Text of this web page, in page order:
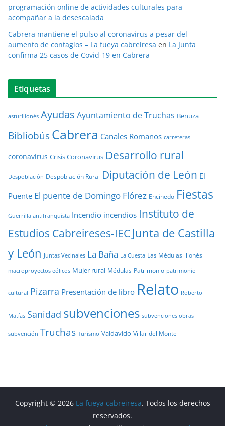
programación online de actividades culturales para
acompañar a la desescalada
Cabrera mantiene el pulso al coronavirus a pesar del
aumento de contagios – La fueya cabreiresa en La Junta
confirma 25 casos de Covid-19 en Cabrera
Etiquetas
asturllionés Ayudas Ayuntamiento de Truchas Benuza
BibliobúsCabrera Canales Romanos carreteras
coronavirus Crisis Coronavirus Desarrollo rural
Despoblación Despoblación Rural Diputación de León El
Puente El puente de Domingo Flórez Encinedo Fiestas
Guerrilla antifranquista Incendio incendios Instituto de
Estudios Cabreireses-IEC Junta de Castilla
y León Juntas Vecinales La Baña La Cuesta Las Médulas llionés
macroproyectos eólicos Mujer rural Médulas Patrimonio patrimonio
cultural Pizarra Presentación de libro Relato Roberto
Matías Sanidad subvenciones subvenciones obras
subvención Truchas Turismo Valdavido Villar del Monte
Copyright © 2026 La fueya cabreiresa. Todos los derechos
reservados.